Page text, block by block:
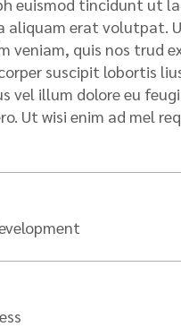
aliquam erat volutpat.
veniam, quis nos trud
suscipit lobortis
vel illum dolore eu
Ut wisi enim ad mel